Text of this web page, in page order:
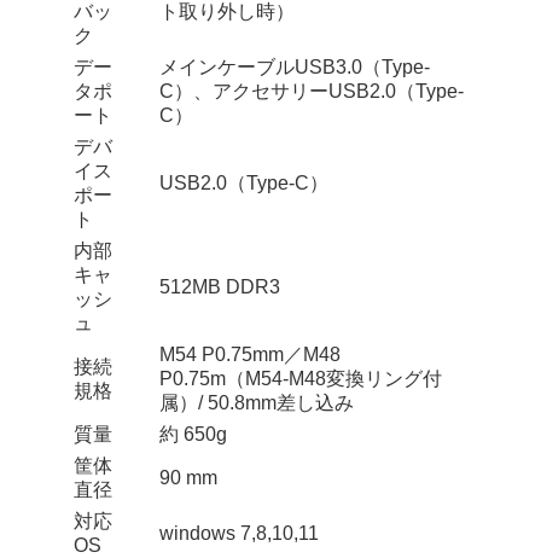
バッ
ク
ト取り外し時）
デー
タポ
ート
メインケーブルUSB3.0（Type-
C）、アクセサリーUSB2.0（Type-
C）
デバ
イス
ポー
ト
USB2.0（Type-C）
内部
キャ
ッシ
ュ
512MB DDR3
接続
規格
M54 P0.75mm／M48
P0.75m（M54-M48変換リング付
属）/ 50.8mm差し込み
質量
約 650g
筐体
直径
90 mm
対応
OS
windows 7,8,10,11